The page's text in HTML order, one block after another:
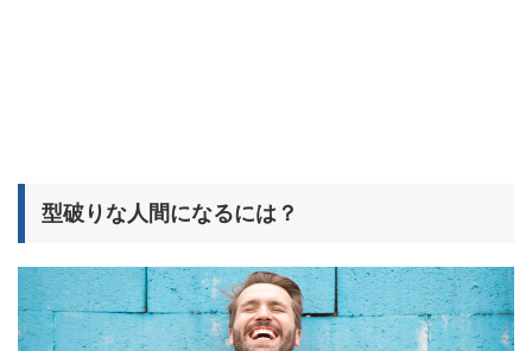
型破りな人間になるには？